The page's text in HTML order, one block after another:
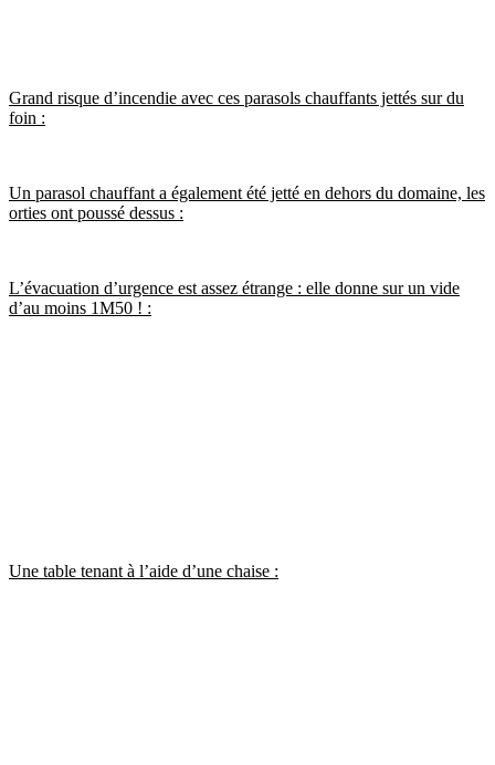
Grand risque d’incendie avec ces parasols chauffants jettés sur du
foin :
Un parasol chauffant a également été jetté en dehors du domaine, les
orties ont poussé dessus :
L’évacuation d’urgence est assez étrange : elle donne sur un vide
d’au moins 1M50 ! :
Une table tenant à l’aide d’une chaise :